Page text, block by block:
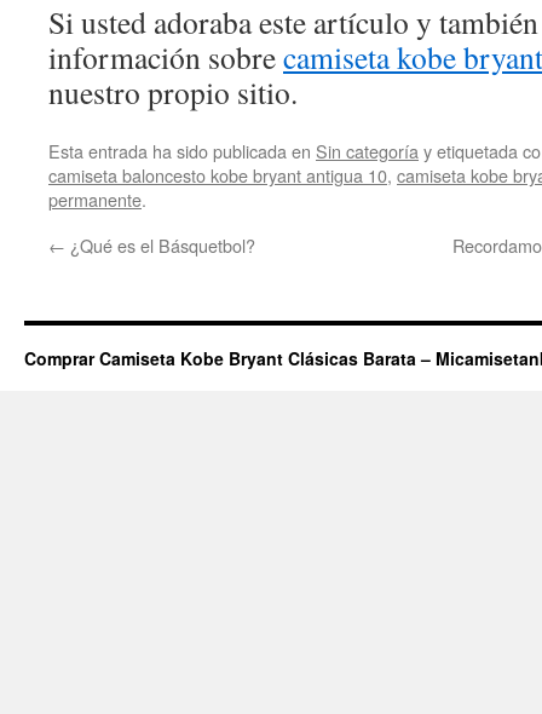
Si usted adoraba este artículo y
información sobrecamiseta kobe
nuestro propio sitio.
Esta entrada ha sido publicada en Sin categoríay etiquetada
camiseta baloncesto kobe bryant antigua 10, camiseta kobe
permanente.
← ¿Qué es el Básquetbol?
Comprar Camiseta Kobe Bryant Clásicas Barata –